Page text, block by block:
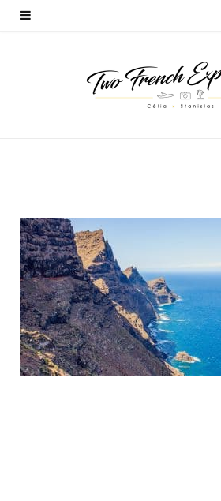
voyagecanaries